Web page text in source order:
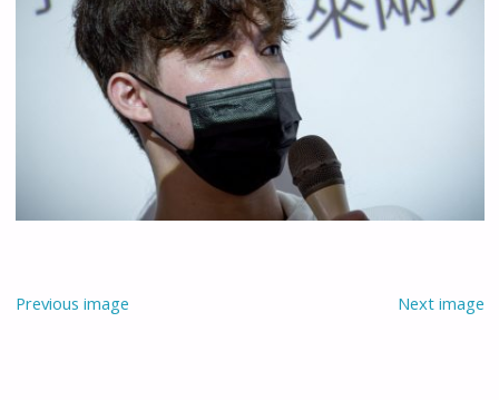
Previous image Next image